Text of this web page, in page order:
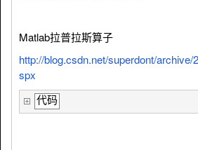
Matlab拉普拉斯算子
http://blog.csdn.net/superdont/archive/
spx
代码